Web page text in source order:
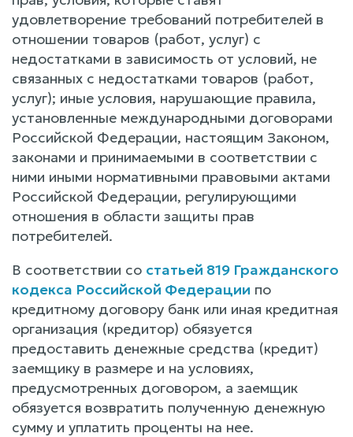
удовлетворение требований потребителей в
отношении товаров (работ, услуг) с
недостатками в зависимость от условий, не
связанных с недостатками товаров (работ,
услуг); иные условия, нарушающие правила,
установленные международными договорами
Российской Федерации, настоящим Законом,
законами и принимаемыми в соответствии с
ними иными нормативными правовыми актами
Российской Федерации, регулирующими
отношения в области защиты прав
потребителей.
В соответствии со статьей 819 Гражданского
кодекса Российской Федерации по
кредитному договору банк или иная кредитная
организация (кредитор) обязуется
предоставить денежные средства (кредит)
заемщику в размере и на условиях,
предусмотренных договором, а заемщик
обязуется возвратить полученную денежную
сумму и уплатить проценты на нее.